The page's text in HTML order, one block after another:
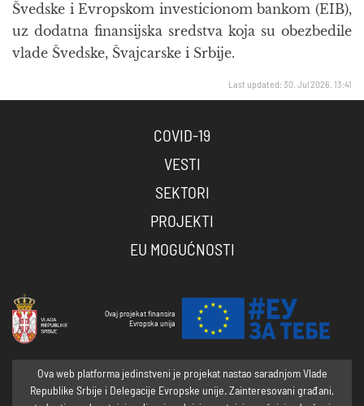
Švedske i Evropskom investicionom bankom (EIB),
uz dodatna finansijska sredstva koja su obezbedile
vlade Švedske, Švajcarske i Srbije.
Last updated: 30. Jul 2026. 13:41
COVID-19
VESTI
SEKTORI
PROJEKTI
EU MOGUĆNOSTI
Ovaj projekat finansira
Evropska unija
Ova web platforma jedinstveni je projekat nastao saradnjom Vlade
Republike Srbije i Delegacije Evropske unije. Zainteresovani građani,